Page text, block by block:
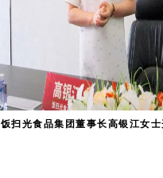
饭扫光食品集团董事长高银江女